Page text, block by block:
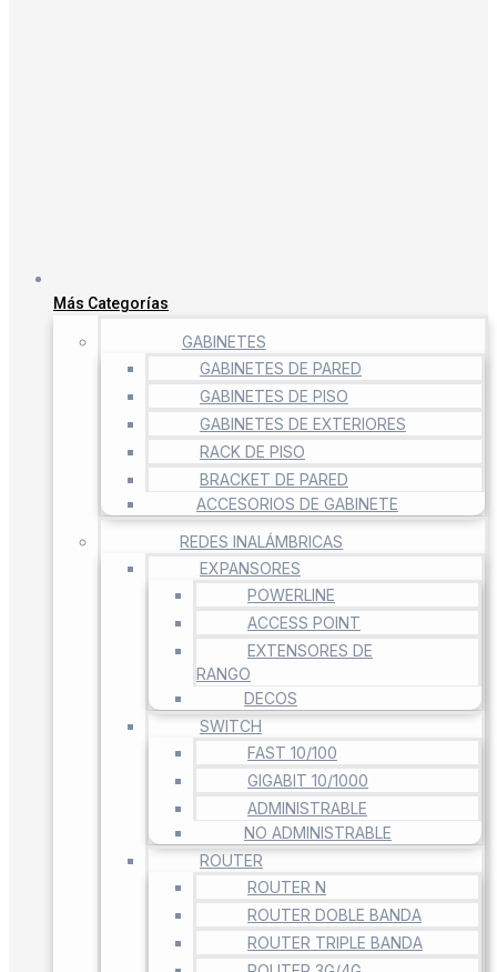
Más Categorías
GABINETES
GABINETES DE PARED
GABINETES DE PISO
GABINETES DE EXTERIORES
RACK DE PISO
BRACKET DE PARED
ACCESORIOS DE GABINETE
REDES INALÁMBRICAS
EXPANSORES
POWERLINE
ACCESS POINT
EXTENSORES DE
RANGO
DECOS
SWITCH
FAST 10/100
GIGABIT 10/1000
ADMINISTRABLE
NO ADMINISTRABLE
ROUTER
ROUTER N
ROUTER DOBLE BANDA
ROUTER TRIPLE BANDA